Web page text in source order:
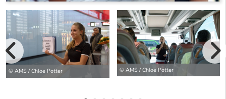
© AMS / Chloe Potter © AMS / Chloe Potter